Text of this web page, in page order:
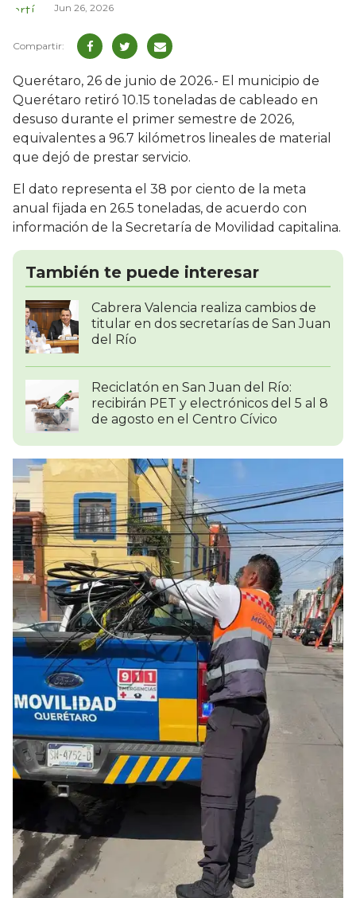
Jun 26, 2026
Querétaro, 26 de junio de 2026.- El municipio de
Querétaro retiró 10.15 toneladas de cableado en
desuso durante el primer semestre de 2026,
equivalentes a 96.7 kilómetros lineales de material
que dejó de prestar servicio.
El dato representa el 38 por ciento de la meta
anual fijada en 26.5 toneladas, de acuerdo con
información de la Secretaría de Movilidad capitalina.
También te puede interesar
Cabrera Valencia realiza cambios de
titular en dos secretarías de San Juan
del Río
Reciclatón en San Juan del Río:
recibirán PET y electrónicos del 5 al 8
de agosto en el Centro Cívico